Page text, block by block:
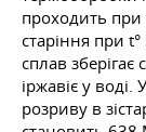
проходить при
старіння при
сплав зберігає
іржавіє у
розриву в